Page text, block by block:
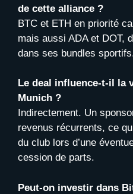
de cette alliance ?
BTC et ETH en priorité
mais aussi ADA et DOT,
dans ses bundles
Le deal influence-t-il la
Munich ?
Indirectement. Un
revenus récurrents, ce
du club lors d’une
cession de parts.
Peut-on investir dans